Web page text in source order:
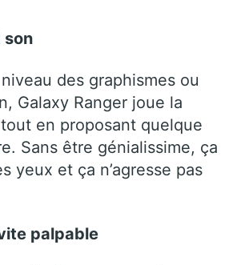
son
des graphismes ou
Galaxy Ranger joue la
en proposant quelque
Sans être génialissime, ça
yeux et ça n’agresse pas
palpable